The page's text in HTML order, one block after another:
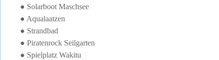
● Solarboot Maschsee
● Aqualaatzen
● Strandbad
● Piratenrock Seilgarten
● Spielplatz Wakitu